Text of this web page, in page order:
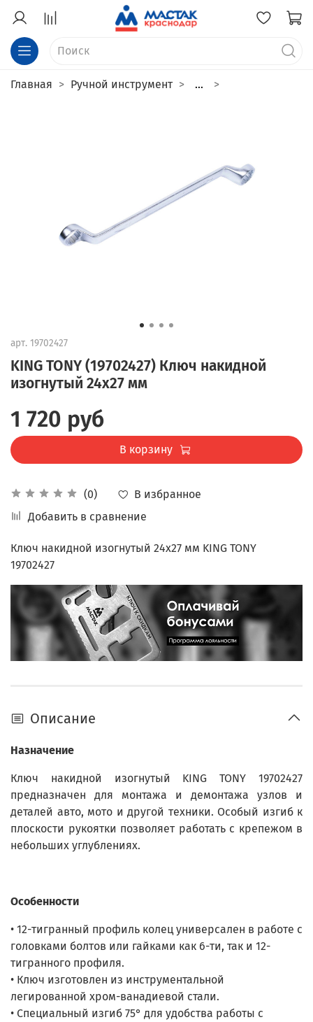
Главная Ручной инструмент ...
арт. 19702427
KING TONY (19702427) Ключ накидной
изогнутый 24x27 мм
(0)
В избранное
Добавить в сравнение
1 720 руб
В корзину
Ключ накидной изогнутый 24x27 мм KING TONY
19702427
Описание
Назначение
Ключ накидной изогнутый KING TONY 19702427
предназначен для монтажа и демонтажа узлов и
деталей авто, мото и другой техники. Особый изгиб к
плоскости рукоятки позволяет работать с крепежом в
небольших углублениях.
Особенности
• 12-тигранный профиль колец универсален в работе с
головками болтов или гайками как 6-ти, так и 12-
тигранного профиля.
• Ключ изготовлен из инструментальной
легированной хром-ванадиевой стали.
• Специальный изгиб 75° для удобства работы с